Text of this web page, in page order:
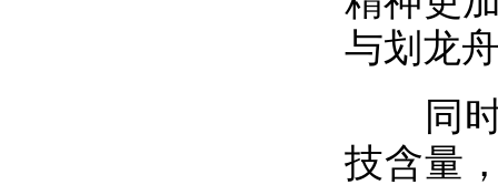
与划龙
同时
技含量